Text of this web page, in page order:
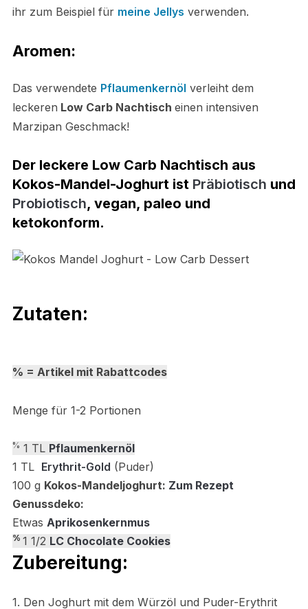
ihr zum Beispiel für meine Jellys verwenden.
Aromen:
Das verwendete Pflaumenkernöl verleiht dem
leckeren Low Carb Nachtisch einen intensiven
Marzipan Geschmack!
Der leckere Low Carb Nachtisch aus
Kokos-Mandel-Joghurt ist Präbiotisch und
Probiotisch, vegan, paleo und
ketokonform.
Zutaten:
% = Artikel mit Rabattcodes
Menge für 1-2 Portionen
% 1 TL Pflaumenkernöl
1 TL Erythrit-Gold (Puder)
100 g Kokos-Mandeljoghurt: Zum Rezept
Genussdeko:
Etwas Aprikosenkernmus
% 1 1/2 LC Chocolate Cookies
Zubereitung:
1. Den Joghurt mit dem Würzöl und Puder-Erythrit